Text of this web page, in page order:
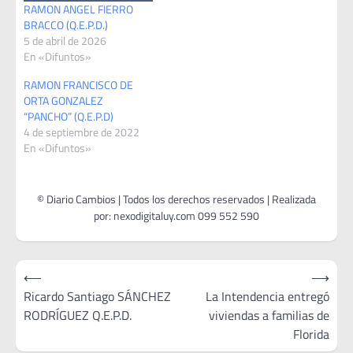
RAMON ANGEL FIERRO
BRACCO (Q.E.P.D.)
5 de abril de 2026
En «Difuntos»
RAMON FRANCISCO DE
ORTA GONZALEZ
“PANCHO” (Q.E.P.D)
4 de septiembre de 2022
En «Difuntos»
Navegación
de
entradas
⟵
Ricardo Santiago SÁNCHEZ
RODRÍGUEZ Q.E.P.D.
La Intendencia entregó
viviendas a familias de
Florida
⟶